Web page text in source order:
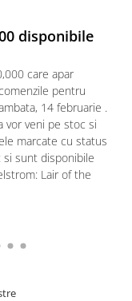
disponibile
care apar
pentru
14 februarie .
vor veni pe stoc si
marcate cu status
si sunt disponibile
Lair of the